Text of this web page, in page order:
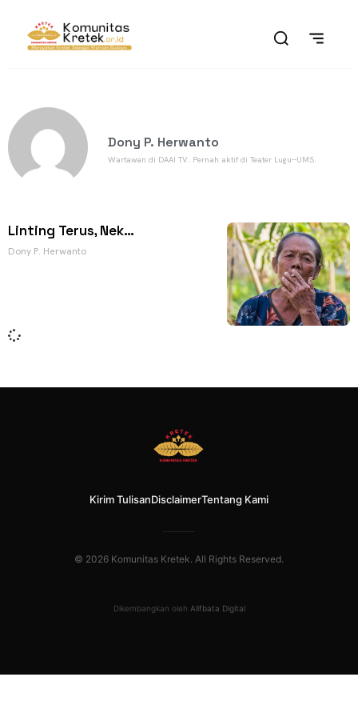
Dony P. Herwanto
Wartawan di DAAI TV. Pernah aktif di Teater Lugu--UMS.
Linting Terus, Nek…
Dony P. Herwanto
Kirim TulisanDisclaimerTentang Kami
© 2026 Komunitas Kretek. All Rights Reserved.
Dikembangkan oleh Alifbata Digital